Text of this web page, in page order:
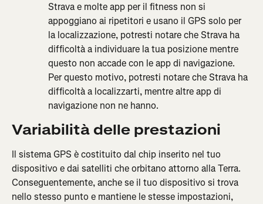
Strava e molte app per il fitness non si
appoggiano ai ripetitori e usano il GPS solo per
la localizzazione, potresti notare che Strava ha
difficoltà a individuare la tua posizione mentre
questo non accade con le app di navigazione.
Per questo motivo, potresti notare che Strava ha
difficoltà a localizzarti, mentre altre app di
navigazione non ne hanno.
Variabilità delle prestazioni
Il sistema GPS è costituito dal chip inserito nel tuo
dispositivo e dai satelliti che orbitano attorno alla Terra.
Conseguentemente, anche se il tuo dispositivo si trova
nello stesso punto e mantiene le stesse impostazioni,